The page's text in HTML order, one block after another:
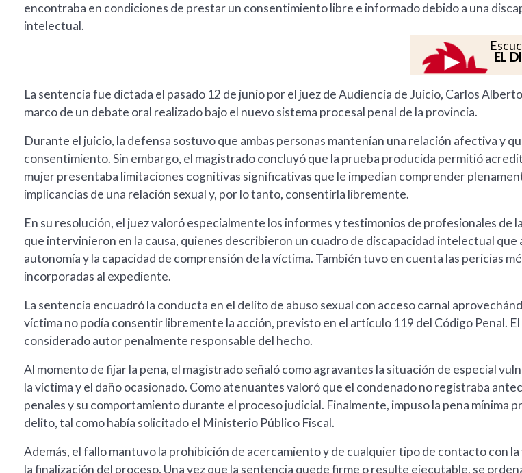
encontraba en condiciones de prestar un consentimiento libre e informado debido a una
intelectual.
EL
La sentencia fue dictada el pasado 12 de junio por el juez de Audiencia de Juicio, Carlos
marco de un debate oral realizado bajo el nuevo sistema procesal penal de la provincia.
Durante el juicio, la defensa sostuvo que ambas personas mantenían una relación afectiva y
consentimiento. Sin embargo, el magistrado concluyó que la prueba producida permitió
mujer presentaba limitaciones cognitivas significativas que le impedían comprender
implicancias de una relación sexual y, por lo tanto, consentirla libremente.
En su resolución, el juez valoró especialmente los informes y testimonios de profesionales de
que intervinieron en la causa, quienes describieron un cuadro de discapacidad intelectual que
autonomía y la capacidad de comprensión de la víctima. También tuvo en cuenta las pericias
incorporadas al expediente.
La sentencia encuadró la conducta en el delito de abuso sexual con acceso carnal
víctima no podía consentir libremente la acción, previsto en el artículo 119 del Código Penal.
considerado autor penalmente responsable del hecho.
Al momento de fijar la pena, el magistrado señaló como agravantes la situación de especial
la víctima y el daño ocasionado. Como atenuantes valoró que el condenado no registraba
penales y su comportamiento durante el proceso judicial. Finalmente, impuso la pena mínima
delito, tal como había solicitado el Ministerio Público Fiscal.
Además, el fallo mantuvo la prohibición de acercamiento y de cualquier tipo de contacto con
la finalización del proceso. Una vez que la sentencia quede firme o resulte ejecutable, se